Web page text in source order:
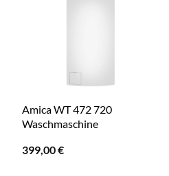
Amica WT 472 720
Waschmaschine
399,00€